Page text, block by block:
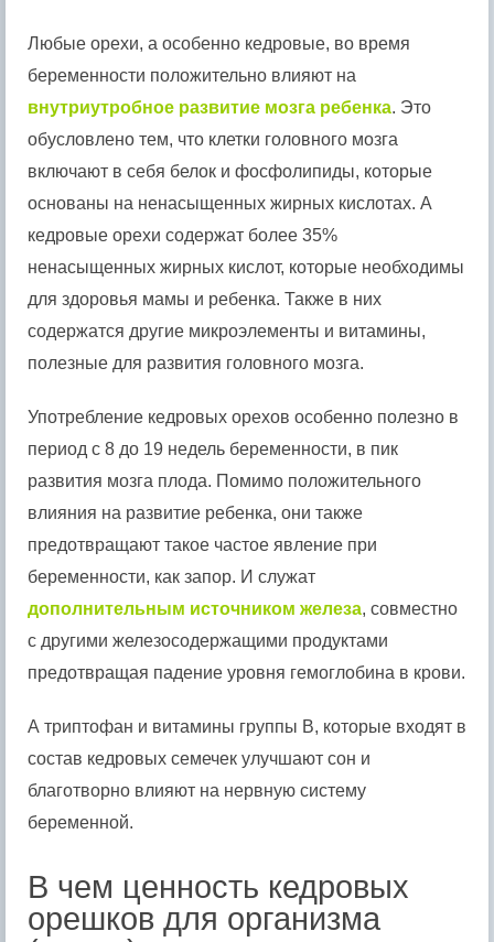
Любые орехи, а особенно кедровые, во время
беременности положительно влияют на
внутриутробное развитие мозга ребенка. Это
обусловлено тем, что клетки головного мозга
включают в себя белок и фосфолипиды, которые
основаны на ненасыщенных жирных кислотах. А
кедровые орехи содержат более 35%
ненасыщенных жирных кислот, которые необходимы
для здоровья мамы и ребенка. Также в них
содержатся другие микроэлементы и витамины,
полезные для развития головного мозга.
Употребление кедровых орехов особенно полезно в
период с 8 до 19 недель беременности, в пик
развития мозга плода. Помимо положительного
влияния на развитие ребенка, они также
предотвращают такое частое явление при
беременности, как запор. И служат
дополнительным источником железа, совместно
с другими железосодержащими продуктами
предотвращая падение уровня гемоглобина в крови.
А триптофан и витамины группы В, которые входят в
состав кедровых семечек улучшают сон и
благотворно влияют на нервную систему
беременной.
В чем ценность кедровых
орешков для организма